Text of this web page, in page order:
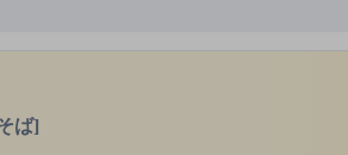
ば]